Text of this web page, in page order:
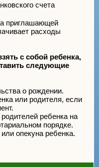
счета
приглашающей
расходы
с собой ребенка,
следующие
о рождении.
или родителя, если
ребенка на
порядке.
опекуна ребенка.